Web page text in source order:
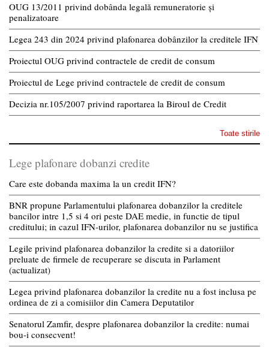
OUG 13/2011 privind dobânda legală remuneratorie și
penalizatoare
Legea 243 din 2024 privind plafonarea dobânzilor la creditele IFN
Proiectul OUG privind contractele de credit de consum
Proiectul de Lege privind contractele de credit de consum
Decizia nr.105/2007 privind raportarea la Biroul de Credit
Toate stirile
Lege plafonare dobanzi credite
Care este dobanda maxima la un credit IFN?
BNR propune Parlamentului plafonarea dobanzilor la creditele
bancilor intre 1,5 si 4 ori peste DAE medie, in functie de tipul
creditului; in cazul IFN-urilor, plafonarea dobanzilor nu se justifica
Legile privind plafonarea dobanzilor la credite si a datoriilor
preluate de firmele de recuperare se discuta in Parlament
(actualizat)
Legea privind plafonarea dobanzilor la credite nu a fost inclusa pe
ordinea de zi a comisiilor din Camera Deputatilor
Senatorul Zamfir, despre plafonarea dobanzilor la credite: numai
bou-i consecvent!